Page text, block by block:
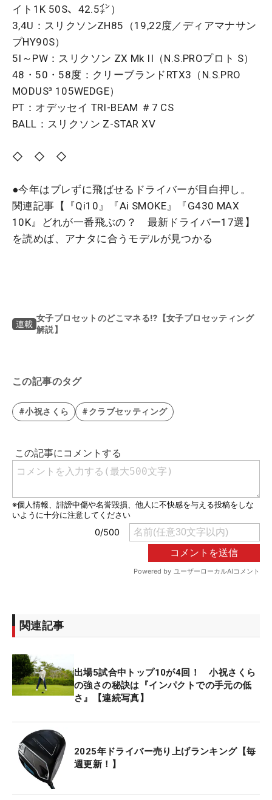
イト1K 50S、42.5㌅）
3,4U：スリクソンZH85（19,22度／ディアマナサン
プHY90S）
5I～PW：スリクソン ZX Mk II（N.S.PROプロト S）
48・50・58度：クリーブランドRTX3（N.S.PRO
MODUS³ 105WEDGE）
PT：オデッセイ TRI-BEAM ＃7 CS
BALL：スリクソン Z-STAR XV
◇ ◇ ◇
●今年はブレずに飛ばせるドライバーが目白押し。
関連記事【『Qi10』『Ai SMOKE』『G430 MAX
10K』どれが一番飛ぶの？ 最新ドライバー17選】
を読めば、アナタに合うモデルが見つかる
連載
女子プロセットのどこマネる⁉【女子プロセッティング
解説】
この記事のタグ
#小祝さくら #クラブセッティング
関連記事
出場5試合中トップ10が4回！ 小祝さくら
の強さの秘訣は『インパクトでの手元の低
さ』【連続写真】
2025年ドライバー売り上げランキング【毎
週更新！】